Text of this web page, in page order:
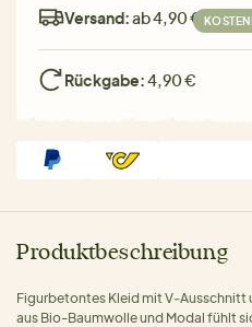
Versand:ab 4,90 €
Rückgabe:4,90 €
Produktbeschreibung
Figurbetontes Kleid mit V‑Ausschnitt
aus Bio-Baumwolle und Modal fühlt